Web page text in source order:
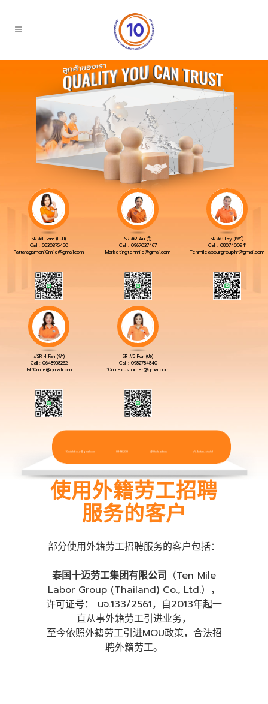
10milelabour@gmail.com 02-1161200 @10mile.admin เท็นไมล์เลเบอร์กรุ๊ป
SR #5 Por (ปอ)
Call : 0982784840
10mile.customer@gmail.com
#SR 4 Fah (ฟ้า)
Call : 0648938262
fah10mile@gmail.com
SR #3 Fay (เฟย์)
Call : 0807400941
Tenmilelabourgroup.hr@gmail.com
SR #2 Au (อุ๊)
Call :0967037467
Marketingtenmile@gmail.com
SR #1 Bam (แบม)
Call : 0830375450
Pattaragamon.10mile@gmail.com
使用外籍劳工招聘
服务的客户
部分使用外籍劳工招聘服务的客户包括：
泰国十迈劳工集团有限公司 （Ten Mile
Labor Group (Thailand) Co., Ltd.），
许可证号：
นจ.133/2561，自2013年起一
直从事外籍劳工引进业务，
至今依照外籍劳工引进MOU政策，合法招
聘外籍劳工。